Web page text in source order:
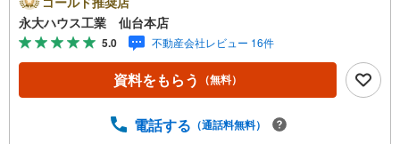
で展開中！こちらでは当社の強みを大きく2つに分けてご紹
介！1.＜豊富な不動産知識＞戸建・マンション・土地...と
種別を問わず不動産を取り扱っております。更に教育施設
や商業施設、子育て環境や行政などの地域情報を総合し、
お客様により良い物件選びをして頂けるよう、しっかりと
では【購入】【売却】【引っ越し】【リフォーム】など住
永大ハウス工業 仙台本店
5.0 不動産会社レビュー 16件
資料をもらう （無料）
電話する （通話料無料）